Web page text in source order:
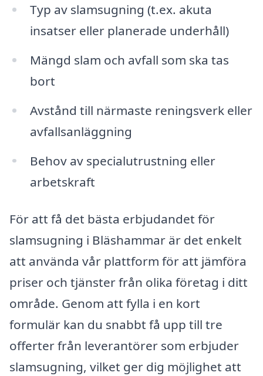
Typ av slamsugning (t.ex. akuta
insatser eller planerade underhåll)
Mängd slam och avfall som ska tas
bort
Avstånd till närmaste reningsverk eller
avfallsanläggning
Behov av specialutrustning eller
arbetskraft
För att få det bästa erbjudandet för
slamsugning i Bläshammar är det enkelt
att använda vår plattform för att jämföra
priser och tjänster från olika företag i ditt
område. Genom att fylla i en kort
formulär kan du snabbt få upp till tre
offerter från leverantörer som erbjuder
slamsugning, vilket ger dig möjlighet att